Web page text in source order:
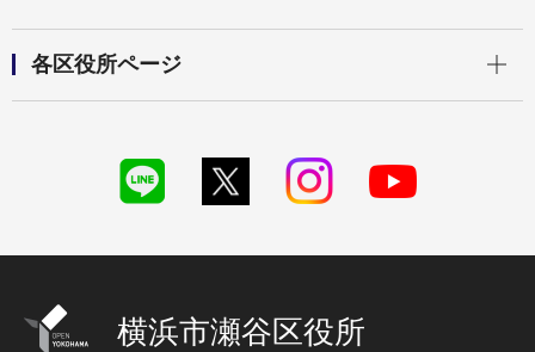
各区役所ページ
横浜市瀬谷区役所